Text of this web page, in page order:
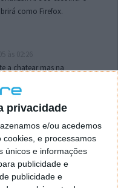
privacidade
e/ou acedemos
e processamos
únicos e informações
publicidade e
publicidade e
como Firefox.
a chatear mas na
a desesperar, ate ja
de forçar o uso do
de outra dica fico
a mesma